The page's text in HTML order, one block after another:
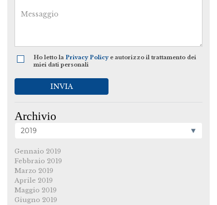
Ho letto la Privacy Policye autorizzo il trattamento dei
miei dati personali
INVIA
Archivio
Gennaio 2019
Febbraio 2019
Marzo 2019
Aprile 2019
Maggio 2019
Giugno 2019